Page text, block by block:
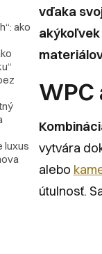
ako
luxus
vďaka
vytvára
alebo
útulnosť.